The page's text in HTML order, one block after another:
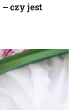
czy jest